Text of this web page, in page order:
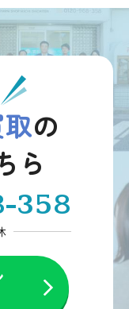
の
ら
358